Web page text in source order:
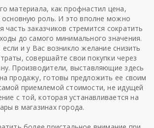
материала, какпрофнастил цена,
основную роль. И это вполне можно
заказчиков стремится сократить
до самого минимального значения.
и у Вас возникло желание снизить
совершайте свои покупки через
Производители, выставляющие здесь
продажу, готовы предложить ее своим
приемлемой стоимости, не идущей
с той, которая устанавливается на
в магазинах города.